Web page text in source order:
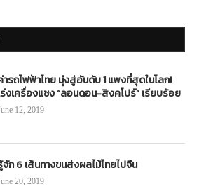
ารถไฟฟ้าไทย มุ่งสู่อันดับ 1 แพงที่สุดในโลก!
ร่งเครื่องแซง “ลอนดอน-สิงคโปร์” เรียบร้อย
12, 2019
จัก 6 เส้นทางขนส่งผลไม้ไทยไปจีน
20, 2019